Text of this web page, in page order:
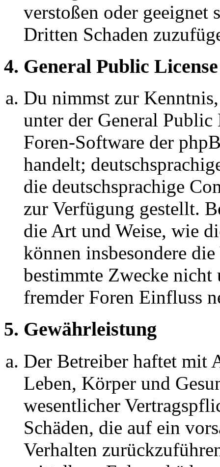
verstoßen oder geeignet
Dritten Schaden
4. General Public License
Du nimmst zur
unter der General
Foren-Software der
handelt;
die deutschsprachige
zur Verfügung gestellt.
die Art und Weise, wie
können insbesondere
bestimmte Zwecke nicht
fremder Foren Einfluss
5. Gewährleistung
Der Betreiber haftet mit
Leben, Körper und
wesentlicher
Schäden, die auf ein
Verhalten